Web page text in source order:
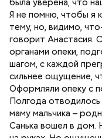
была уверена, что
Я не помню, чтобы я
тему, но, видимо,
говорит Анастасия.
органами опеки,
шагом, с каждой
сильнее ощущение,
Оформляли опеку с
Полгода
маму мальчика –
Санька вошел в дом.